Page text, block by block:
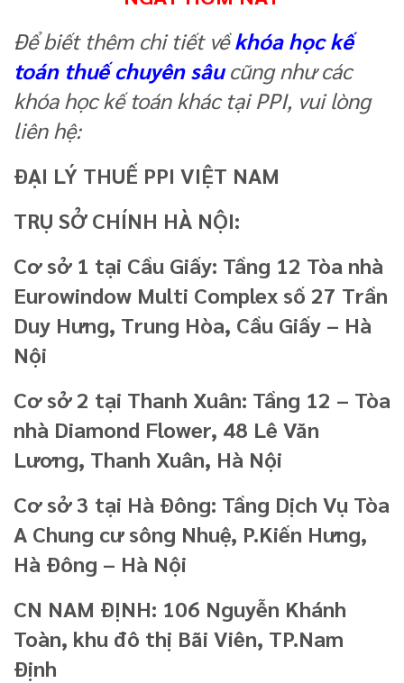
Để biết thêm chi tiết vềkhóa học kế
toán thuế chuyên sâucũng như các
khóa học kế toán khác tại PPI, vui lòng
liên hệ:
ĐẠI LÝ THUẾ PPI VIỆT NAM
TRỤ SỞ CHÍNH HÀ NỘI:
Cơ sở 1 tại Cầu Giấy: Tầng 12 Tòa nhà
Eurowindow Multi Complex số 27 Trần
Duy Hưng, Trung Hòa, Cầu Giấy – Hà
Nội
Cơ sở 2 tại Thanh Xuân: Tầng 12 – Tòa
nhà Diamond Flower, 48 Lê Văn
Lương, Thanh Xuân, Hà Nội
Cơ sở 3 tại Hà Đông: Tầng Dịch Vụ Tòa
A Chung cư sông Nhuệ, P.Kiến Hưng,
Hà Đông – Hà Nội
CN NAM ĐỊNH: 106 Nguyễn Khánh
Toàn, khu đô thị Bãi Viên, TP.Nam
Định